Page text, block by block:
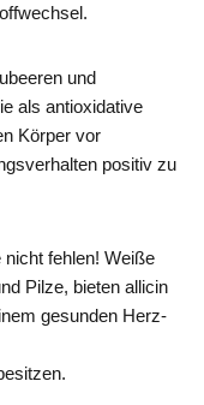
und
als antioxidative
Körper vor
positiv zu
fehlen! Weiße
Pilze, bieten allicin
gesunden Herz-